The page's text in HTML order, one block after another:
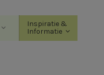
Inspiratie &
Informatie